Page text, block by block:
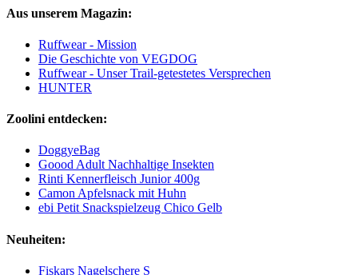
Aus unserem Magazin:
Ruffwear - Mission
Die Geschichte von VEGDOG
Ruffwear - Unser Trail-getestetes Versprechen
HUNTER
Zoolini entdecken:
DoggyeBag
Goood Adult Nachhaltige Insekten
Rinti Kennerfleisch Junior 400g
Camon Apfelsnack mit Huhn
ebi Petit Snackspielzeug Chico Gelb
Neuheiten:
Fiskars Nagelschere S